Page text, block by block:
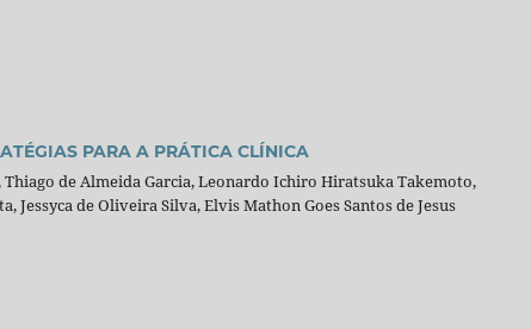
PARA A PRÁTICA CLÍNICA
de Almeida Garcia, Leonardo Ichiro Hiratsuka Takemoto,
Jessyca de Oliveira Silva, Elvis Mathon Goes Santos de Jesus